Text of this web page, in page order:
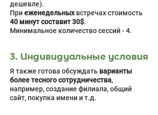
дешевле).
Приеженедельныхвстречах стоимость
40 минут составит 30$.
Минимальное количество сессий - 4.
3. Индивидуальные условия
Я также готова обсуждать варианты
более тесного сотрудничества,
например, создание филиала, общий
сайт, покупка имени и т.д.